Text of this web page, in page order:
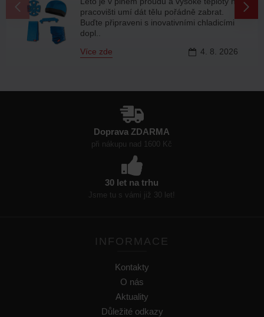
4.
umí dát tělu pořádně zabrat.
připraveni s inovativními chladicími
Doprava ZDARMA
při nákupu nad 1600 Kč
30 let na trhu
Jsme tu s vámi již 30 let!
INFORMACE
Kontakty
O nás
Aktuality
Důležité odkazy